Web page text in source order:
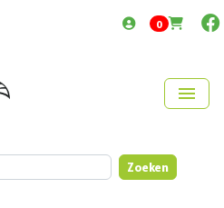
0items in cart
menu
Zoeken